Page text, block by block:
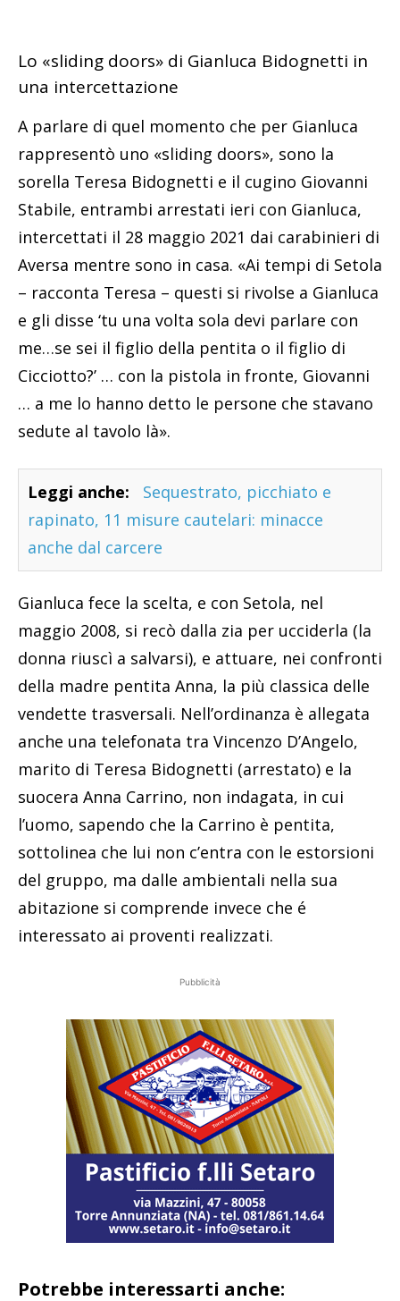
Lo «sliding doors» di Gianluca Bidognetti in
una intercettazione
A parlare di quel momento che per Gianluca
rappresentò uno «sliding doors», sono la
sorella Teresa Bidognetti e il cugino Giovanni
Stabile, entrambi arrestati ieri con Gianluca,
intercettati il 28 maggio 2021 dai carabinieri di
Aversa mentre sono in casa. «Ai tempi di Setola
– racconta Teresa – questi si rivolse a Gianluca
e gli disse ‘tu una volta sola devi parlare con
me…se sei il figlio della pentita o il figlio di
Cicciotto?’ … con la pistola in fronte, Giovanni
… a me lo hanno detto le persone che stavano
sedute al tavolo là».
Leggi anche:
Sequestrato, picchiato e
rapinato, 11 misure cautelari: minacce
anche dal carcere
Gianluca fece la scelta, e con Setola, nel
maggio 2008, si recò dalla zia per ucciderla (la
donna riuscì a salvarsi), e attuare, nei confronti
della madre pentita Anna, la più classica delle
vendette trasversali. Nell’ordinanza è allegata
anche una telefonata tra Vincenzo D’Angelo,
marito di Teresa Bidognetti (arrestato) e la
suocera Anna Carrino, non indagata, in cui
l’uomo, sapendo che la Carrino è pentita,
sottolinea che lui non c’entra con le estorsioni
del gruppo, ma dalle ambientali nella sua
abitazione si comprende invece che é
interessato ai proventi realizzati.
Pubblicità
Potrebbe interessarti anche: